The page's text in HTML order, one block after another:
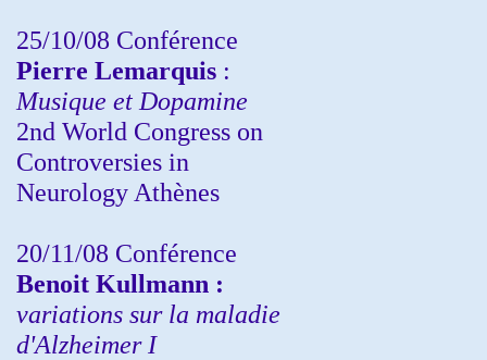
25/10/08 Conférence
Pierre Lemarquis :
Musique et Dopamine
2nd World Congress on
Controversies in
Neurology Athènes
20/11/08 Conférence
Benoit Kullmann :
variations sur la maladie
d'Alzheimer I